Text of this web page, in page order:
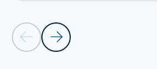
Diapositivo Anterior
Diapositivo Seguinte